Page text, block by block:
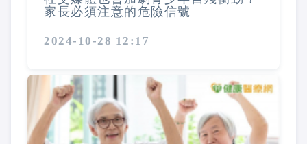
家長必須注意的危險信號
2024-10-28 12:17